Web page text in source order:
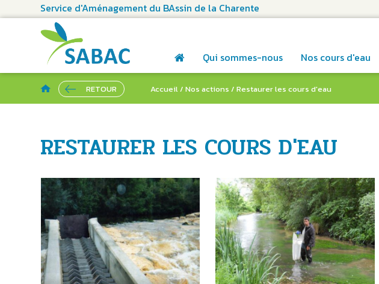
Service d'Aménagement du BAssin de la Charente
Qui sommes-nous Nos cours d'eau
RETOUR Accueil/Nos actions /Restaurer les cours d'eau
RESTAURER LES COURS D'EAU